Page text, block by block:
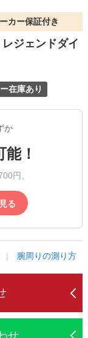
カー保証付き
ジェンドダイ
在庫あり
か
！
円。
る
| 腕周りの測り方